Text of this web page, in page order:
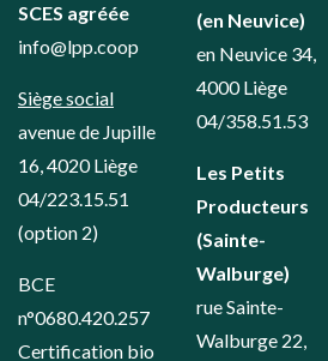
SCES agréée
info@lpp.coop
Siège social
avenue de Jupille
16, 4020 Liège
04/223.15.51
(option 2)
BCE
n°0680.420.257
Certification bio
(en Neuvice)
en Neuvice 34,
4000 Liège
04/358.51.53
Les Petits
Producteurs
(Sainte-
Walburge)
rue Sainte-
Walburge 22,